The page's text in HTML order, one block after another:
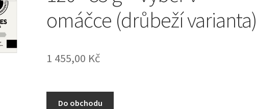
omáčce (drůbeží varianta)
1 455,00 Kč
Do obchodu